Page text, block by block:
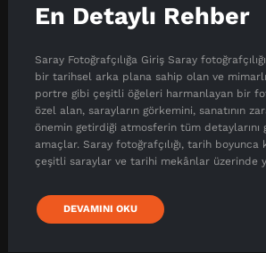
En Detaylı Rehber
Saray Fotoğrafçılığa Giriş Saray
bir tarihsel arka plana sahip olan ve
portre gibi çeşitli öğeleri harmanlayan bir
özel alan, sarayların görkemini, sanatının
önemin getirdiği atmosferin tüm detaylarını
amaçlar. Saray fotoğrafçılığı, tarih boyunca
çeşitli saraylar ve tarihi mekânlar üzerinde
DEVAMINI OKU